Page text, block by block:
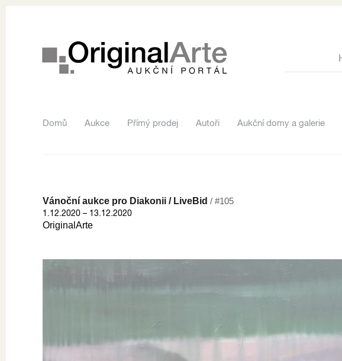
Domů Aukce Přímý prodej Autoři Aukční domy a galerie
Vánoční aukce pro Diakonii / LiveBid / #105
1.12.2020 – 13.12.2020
OriginalArte